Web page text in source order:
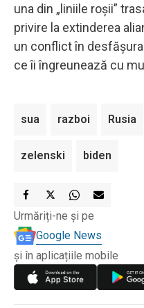
una din „liniile roșii”
privire la extinderea
un conflict în
ce îi îngreunează cu
sua razboi Rusia
zelenski biden
Urmăriți-ne și pe
Google News
și în aplicațiile mobile